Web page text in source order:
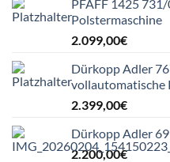
PFAFF 1425
Polstermaschine
2.099,00€
Dürkopp Adler
vollautomatische
2.399,00€
Dürkopp Adler 69
2.200,00€